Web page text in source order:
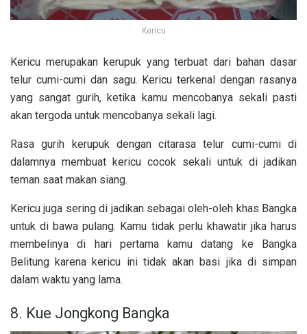
Kericu
Kericu merupakan kerupuk yang terbuat dari bahan dasar
telur cumi-cumi dan sagu. Kericu terkenal dengan rasanya
yang sangat gurih, ketika kamu mencobanya sekali pasti
akan tergoda untuk mencobanya sekali lagi.
Rasa gurih kerupuk dengan citarasa telur cumi-cumi di
dalamnya membuat kericu cocok sekali untuk di jadikan
teman saat makan siang.
Kericu juga sering di jadikan sebagai oleh-oleh khas Bangka
untuk di bawa pulang. Kamu tidak perlu khawatir jika harus
membelinya di hari pertama kamu datang ke Bangka
Belitung karena kericu ini tidak akan basi jika di simpan
dalam waktu yang lama.
8. Kue Jongkong Bangka